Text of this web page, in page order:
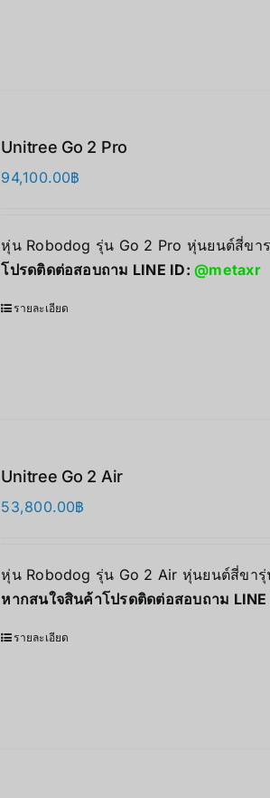
Unitree Go 2 Pro
94,100.00฿
หุ่น Robodog รุ่น Go 2 Pro หุ่นยนต์สี่ขา
โปรดติดต่อสอบถาม LINE ID:@metaxr
รายละเอียด
Unitree Go 2 Air
53,800.00฿
หุ่น Robodog รุ่น Go 2 Air หุ่นยนต์สี่ขารุ่
หากสนใจสินค้าโปรดติดต่อสอบถาม LINE
รายละเอียด